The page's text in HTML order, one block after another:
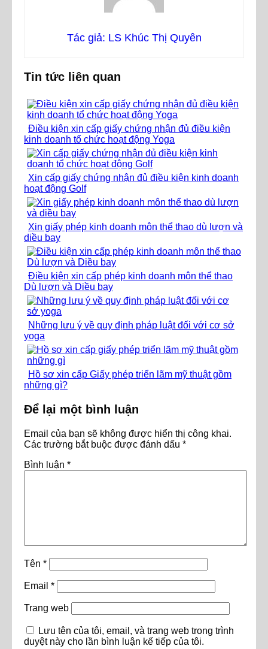
Tác giả: LS Khúc Thị Quyên
Tin tức liên quan
Điều kiện xin cấp giấy chứng nhận đủ điều kiện
kinh doanh tổ chức hoạt động Yoga
Xin cấp giấy chứng nhận đủ điều kiện kinh doanh
hoạt động Golf
Xin giấy phép kinh doanh môn thể thao dù lượn và
diều bay
Điều kiện xin cấp phép kinh doanh môn thể thao
Dù lượn và Diều bay
Những lưu ý về quy định pháp luật đối với cơ sở
yoga
Hồ sơ xin cấp Giấy phép triển lãm mỹ thuật gồm
những gì?
Để lại một bình luận
Email của bạn sẽ không được hiển thị công khai.
Các trường bắt buộc được đánh dấu *
Bình luận *
Tên *
Email *
Trang web
Lưu tên của tôi, email, và trang web trong trình
duyệt này cho lần bình luận kế tiếp của tôi.